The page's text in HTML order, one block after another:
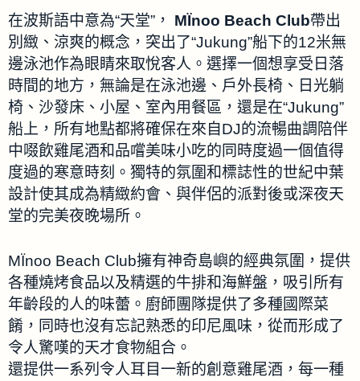
在波斯語中意為“天堂”， MÏnoo Beach Club帶出
別緻、涼爽的概念，突出了“Jukung”船下的12米無
邊泳池作為眼睛來取悅客人。選擇一個想享受日落
時間的地方，無論是在泳池邊、戶外長椅、日光躺
椅、沙發床、小屋、室內用餐區，還是在“Jukung”
船上，所有地點都將確保在來自DJ的流暢曲調陪伴
中啜飲雞尾酒和品嚐美味小吃的同時度過一個值得
度過的寒意時刻。獨特的氛圍和標誌性的世紀中葉
設計使其成為精緻約會、與伴侶的派對後或深夜天
堂的完美夜晚場所。
MÏnoo Beach Club擁有神奇島嶼的經典氛圍，提供
各種燒烤食品以及精選的牛排和海鮮盤，吸引所有
年齡段的人的味蕾。廚師團隊提供了多種國際菜
餚，同時也沒有忘記熟悉的印尼風味，從而形成了
令人驚嘆的天才食物組合。
還提供一系列令人耳目一新的創意雞尾酒，每一種